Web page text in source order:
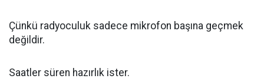
Çünkü radyoculuk sadece mikrofon başına geçmek
değildir.
Saatler süren hazırlık ister.